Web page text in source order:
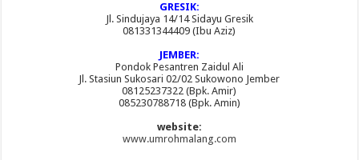
GRESIK:
Jl. Sindujaya 14/14 Sidayu Gresik
081331344409 (Ibu Aziz)
JEMBER:
Pondok Pesantren Zaidul Ali
Jl. Stasiun Sukosari 02/02 Sukowono Jember
08125237322 (Bpk. Amir)
085230788718 (Bpk. Amin)
website:
www.umrohmalang.com